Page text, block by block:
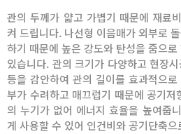
관의 두께가 얇고 가볍기 때문에 재료
켜 드립니다. 나선형 이음매가 외부로
하기 때문에 높은 강도와 탄성을 줌으
있습니다. 관의 크기가 다양하고 현장
등을 감안하여 관의 길이를 효과적으
부가 수려하고 매끄럽기 때문에 공기
의 누기가 없어 에너지 효율을 높여줍
게 사용할 수 있어 인건비와 공기단축